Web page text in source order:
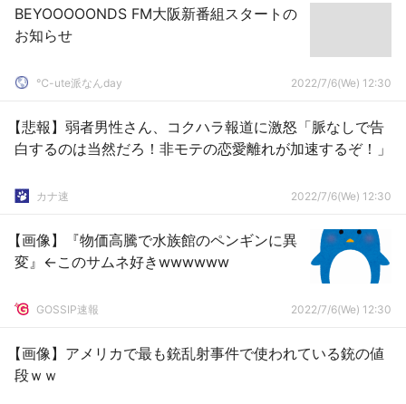
BEYOOOOONDS FM大阪新番組スタートの
お知らせ
℃-ute派なんday 2022/7/6(We) 12:30
【悲報】弱者男性さん、コクハラ報道に激怒「脈なしで告
白するのは当然だろ！非モテの恋愛離れが加速するぞ！」
カナ速 2022/7/6(We) 12:30
【画像】『物価高騰で水族館のペンギンに異
変』←このサムネ好きwwwwww
GOSSIP速報 2022/7/6(We) 12:30
【画像】アメリカで最も銃乱射事件で使われている銃の値
段ｗｗ